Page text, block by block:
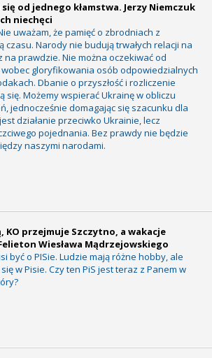
od jednego kłamstwa. Jerzy Niemczuk
niechęci
uważam, że pamięć o zbrodniach z
czasu. Narody nie budują trwałych relacji na
na prawdzie. Nie można oczekiwać od
gloryfikowania osób odpowiedzialnych
Dbanie o przyszłość i rozliczenie
się. Możemy wspierać Ukrainę w obliczu
jednocześnie domagając się szacunku dla
działanie przeciwko Ukrainie, lecz
pojednania. Bez prawdy nie będzie
naszymi narodami.
KO przejmuje Szczytno, a wakacje
Wiesława Mądrzejowskiego
być o PISie. Ludzie mają różne hobby, ale
w Pisie. Czy ten PiS jest teraz z Panem w